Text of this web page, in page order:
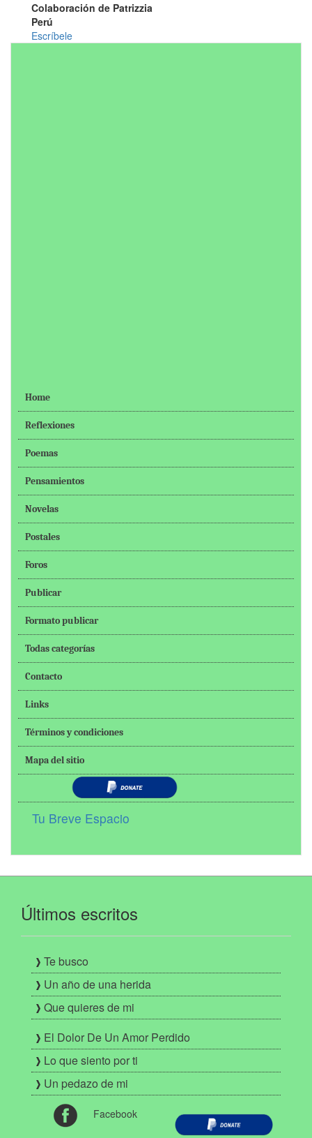
Colaboración de Patrizzia
Perú
Escríbele
Home
Reflexiones
Poemas
Pensamientos
Novelas
Postales
Foros
Publicar
Formato publicar
Todas categorías
Contacto
Links
Términos y condiciones
Mapa del sitio
Tu Breve Espacio
Últimos escritos
Te busco
Un año de una herida
Que quieres de mi
El Dolor De Un Amor Perdido
Lo que siento por ti
Un pedazo de mi
Facebook